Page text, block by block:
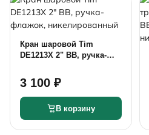
Кран шаровой Tim
DE1213X 2" ВВ, ручка-
никелированный
3 100 ₽
В корзину